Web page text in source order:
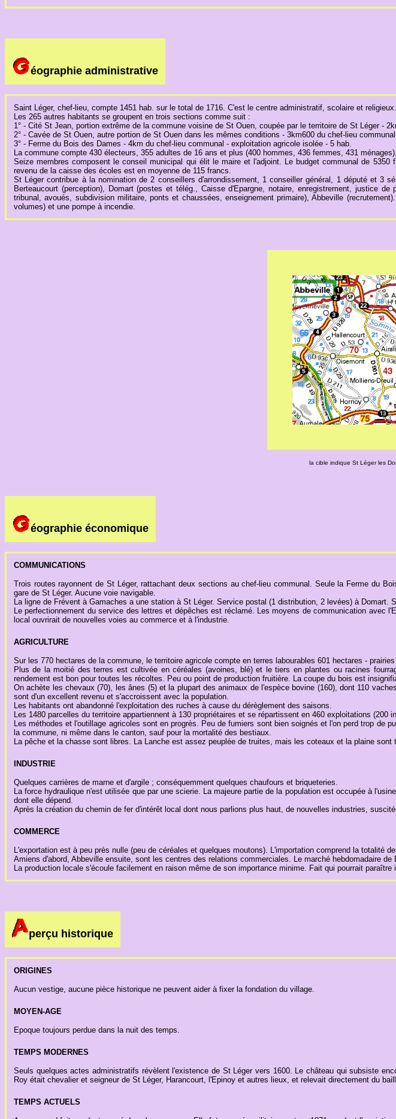
éographie administrative
Saint Léger, chef-lieu, compte 1451 hab. sur le total de 1716. C'est le centre administratif, scolaire et religieux.
Les 265 autres habitants se groupent en trois sections comme suit :
1° - Cité St Jean, portion extrême de la commune voisine de St Ouen, coupée par le territoire de St Léger -
2° - Cavée de St Ouen, autre portion de St Ouen dans les mêmes conditions - 3km600 du chef-lieu
3° - Ferme du Bois des Dames - 4km du chef-lieu communal - exploitation agricole isolée - 5 hab.
La commune compte 430 électeurs, 355 adultes de 16 ans et plus (400 hommes, 436 femmes, 431
Seize membres composent le conseil municipal qui élit le maire et l'adjoint. Le budget communal de
revenu de la caisse des écoles est en moyenne de 115 francs.
St Léger contribue à la nomination de 2 conseillers d'arrondissement, 1 conseiller général, 1 député et 3
Berteaucourt (perception), Domart (postes et télég., Caisse d'Epargne, notaire, enregistrement, justice
tribunal, avoués, subdivision militaire, ponts et chaussées, enseignement primaire), Abbeville
volumes) et une pompe à incendie.
la cible indique St Léger les
éographie économique
COMMUNICATIONS
Trois routes rayonnent de St Léger, rattachant deux sections au chef-lieu communal. Seule la Ferme du
gare de St Léger. Aucune voie navigable.
La ligne de Frévent à Gamaches a une station à St Léger. Service postal (1 distribution, 2 levées) à
Le perfectionnement du service des lettres et dépêches est réclamé. Les moyens de communication
local ouvrirait de nouvelles voies au commerce et à l'industrie.
AGRICULTURE
Sur les 770 hectares de la commune, le territoire agricole compte en terres labourables 601 hectares -
Plus de la moitié des terres est cultivée en céréales (avoines, blé) et le tiers en plantes ou racines
rendement est bon pour toutes les récoltes. Peu ou point de production fruitière. La coupe du bois est
On achète les chevaux (70), les ânes (5) et la plupart des animaux de l'espèce bovine (160), dont 110
sont d'un excellent revenu et s'accroissent avec la population.
Les habitants ont abandonné l'exploitation des ruches à cause du dérèglement des saisons.
Les 1480 parcelles du territoire appartiennent à 130 propriétaires et se répartissent en 460 exploitations
Les méthodes et l'outillage agricoles sont en progrès. Peu de fumiers sont bien soignés et l'on perd trop
la commune, ni même dans le canton, sauf pour la mortalité des bestiaux.
La pêche et la chasse sont libres. La Lanche est assez peuplée de truites, mais les coteaux et la plaine sont
INDUSTRIE
Quelques carrières de marne et d'argile ; conséquemment quelques chaufours et briqueteries.
La force hydraulique n'est utilisée que par une scierie. La majeure partie de la population est occupée à
dont elle dépend.
Après la création du chemin de fer d'intérêt local dont nous parlions plus haut, de nouvelles industries,
COMMERCE
L'exportation est à peu près nulle (peu de céréales et quelques moutons). L'importation comprend la totalité
Amiens d'abord, Abbeville ensuite, sont les centres des relations commerciales. Le marché hebdomadaire
La production locale s'écoule facilement en raison même de son importance minime. Fait qui pourrait
perçu historique
ORIGINES
Aucun vestige, aucune pièce historique ne peuvent aider à fixer la fondation du village.
MOYEN-AGE
Epoque toujours perdue dans la nuit des temps.
TEMPS MODERNES
Seuls quelques actes administratifs révèlent l'existence de St Léger vers 1600. Le château qui subsiste
Roy était chevalier et seigneur de St Léger, Harancourt, l'Epinoy et autres lieux, et relevait directement du
TEMPS ACTUELS